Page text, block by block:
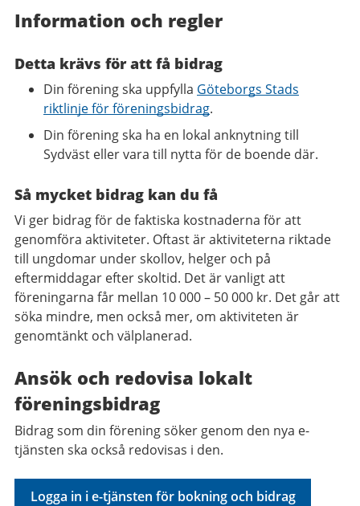
Information och regler
Detta krävs för att få bidrag
Din förening ska uppfylla Göteborgs Stads
riktlinje för föreningsbidrag.
Din förening ska ha en lokal anknytning till
Sydväst eller vara till nytta för de boende där.
Så mycket bidrag kan du få
Vi ger bidrag för de faktiska kostnaderna för att
genomföra aktiviteter. Oftast är aktiviteterna riktade
till ungdomar under skollov, helger och på
eftermiddagar efter skoltid. Det är vanligt att
föreningarna får mellan 10 000 – 50 000 kr. Det går att
söka mindre, men också mer, om aktiviteten är
genomtänkt och välplanerad.
Ansök och redovisa lokalt
föreningsbidrag
Bidrag som din förening söker genom den nya e-
tjänsten ska också redovisas i den.
Logga in i e-tjänsten för bokning och bidrag